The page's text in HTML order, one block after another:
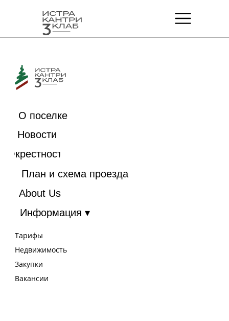
О поселке
Новости
Окрестности
План и схема проезда
About Us
Информация ▾
Тарифы
Недвижимость
Закупки
Вакансии